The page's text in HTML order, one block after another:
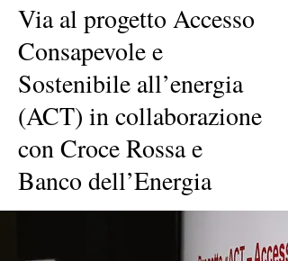
Via al progetto Accesso
Consapevole e
Sostenibile all’energia
(ACT) in collaborazione
con Croce Rossa e
Banco dell’Energia